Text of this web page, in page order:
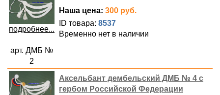
подробнее...
арт. ДМБ №
2
Наша цена: 300 руб.
ID товара: 8537
Временно нет в наличии
Аксельбант дембельский ДМБ № 4 с
гербом Российской Федерации